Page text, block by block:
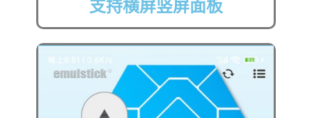
支持横屏竖屏面板